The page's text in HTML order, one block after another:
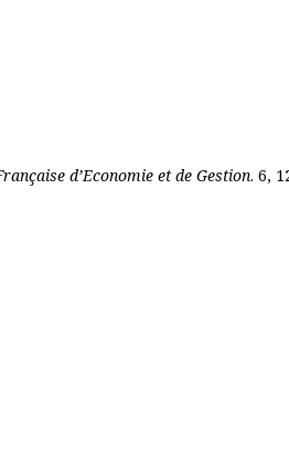
d’Economie et de Gestion. 6,